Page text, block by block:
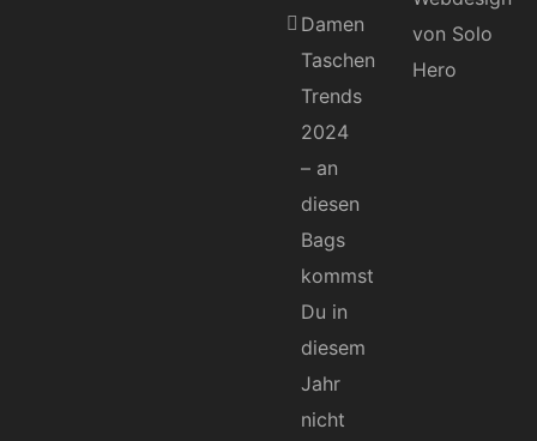
Damen
Taschen
Trends
2024
– an
diesen
Bags
kommst
Du in
diesem
Jahr
nicht